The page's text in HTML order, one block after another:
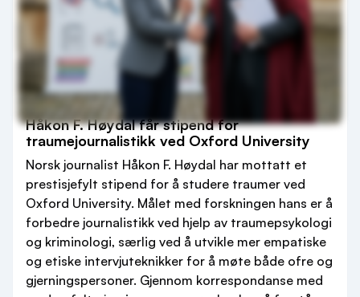
Håkon F. Høydal får stipend for
traumejournalistikk ved Oxford University
Norsk journalist Håkon F. Høydal har mottatt et
prestisjefylt stipend for å studere traumer ved
Oxford University. Målet med forskningen hans er å
forbedre journalistikk ved hjelp av traumepsykologi
og kriminologi, særlig ved å utvikle mer empatiske
og etiske intervjuteknikker for å møte både ofre og
gjerningspersoner. Gjennom korrespondanse med